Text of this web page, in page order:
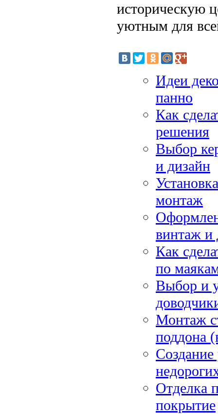
историческую
уютным для
Идеи
панно
Как
решения
Выбор
и дизайн
монтаж
винтаж и
Как
по
Выбор и
Монтаж
поддона
Отделка
покрытие